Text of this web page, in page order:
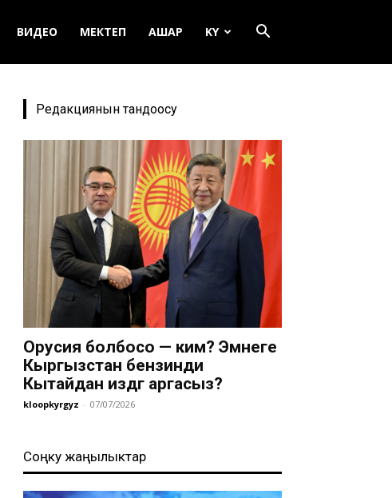
ВИДЕО МЕКТЕП АШАР KY
Редакциянын тандоосу
Орусия болбосо — ким? Эмнеге
Кыргызстан бензинди
Кытайдан издөөгө аргасыз?
kloopkyrgyz - 07/07/2026
Соңку жаңылыктар